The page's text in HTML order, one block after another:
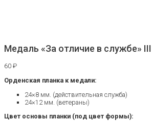
Медаль «За отличие в службе» III
60 ₽
Орденская планка к медали:
24×8 мм. (действительная служба)
24×12 мм. (ветераны)
Цвет основы планки (под цвет формы):